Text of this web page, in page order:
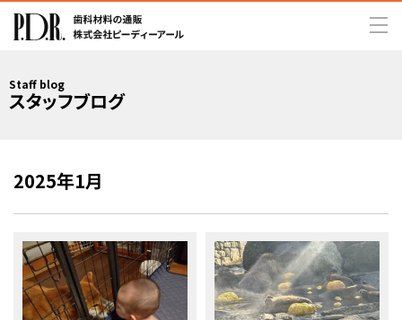
Staff blog
スタッフブログ
2025年1月